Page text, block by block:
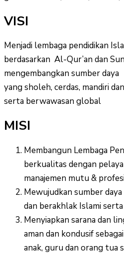
VISI
Menjadi lembaga pendidikan
berdasarkan Al-Qur’an dan
mengembangkan sumber
yang sholeh, cerdas, mandiri
serta berwawasan global
MISI
Membangun Lembaga
berkualitas dengan
manajemen mutu &
Mewujudkan sumber
dan berakhlak Islami
Menyiapkan sarana dan
aman dan kondusif
anak, guru dan orang tua